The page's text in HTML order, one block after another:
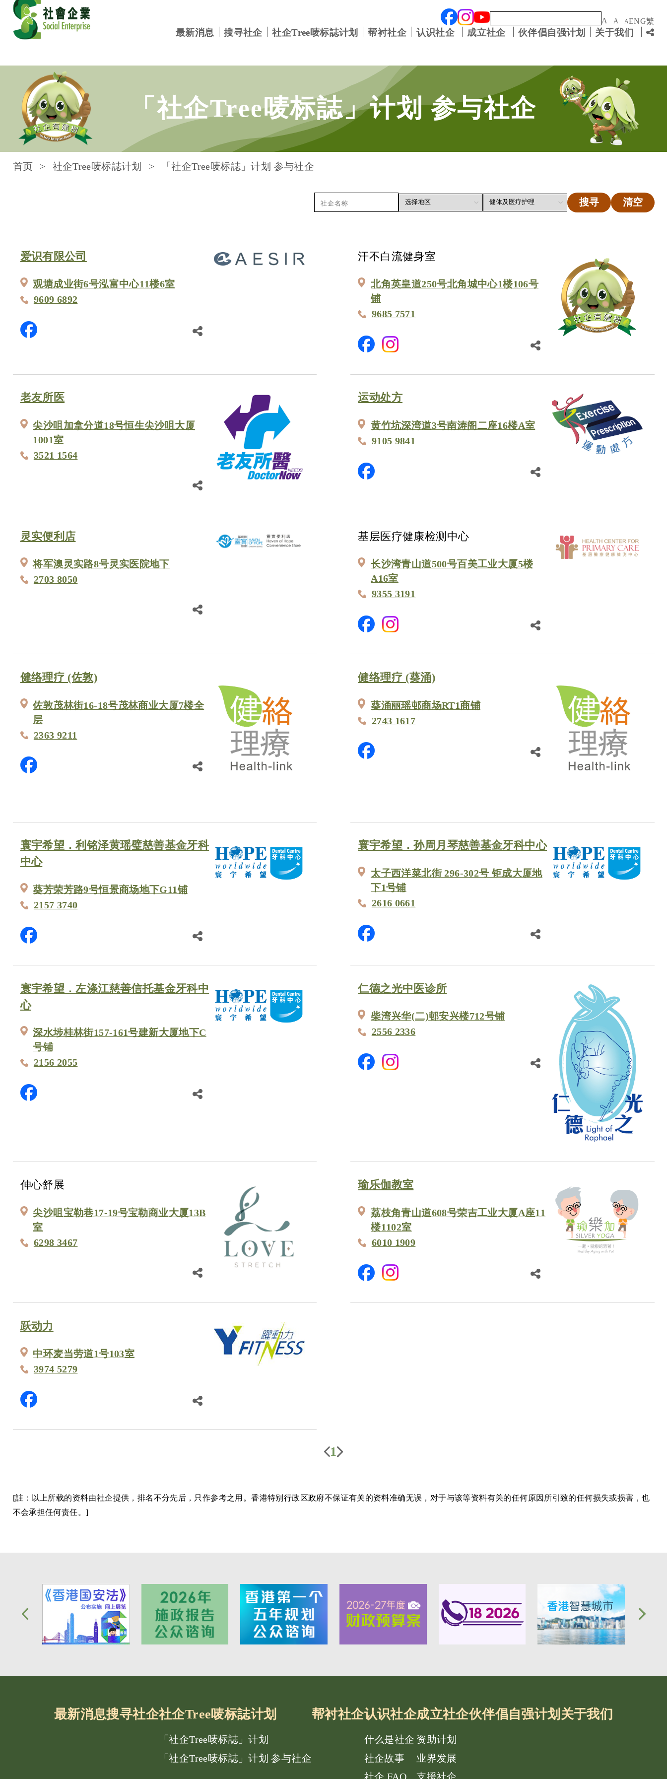
关键字 A A AENG繁
最新消息 搜寻社企 社企Tree唛标誌计划 帮衬社企 认识社企 成立社企 伙伴倡自强计划 关于我们
「社企Tree唛标誌」计划参与社企
首页 社企Tree唛标誌计划 「社企Tree唛标誌」计划 参与社企
搜寻 清空
爱识有限公司
观塘成业街6号泓富中心11楼6室
9609 6892
汗不白流健身室
北角英皇道250号北角城中心1楼106号
铺
9685 7571
老友所医
尖沙咀加拿分道18号恒生尖沙咀大厦
1001室
3521 1564
运动处方
黄竹坑深湾道3号南涛阁二座16楼A室
9105 9841
灵实便利店
将军澳灵实路8号灵实医院地下
2703 8050
基层医疗健康检测中心
长沙湾青山道500号百美工业大厦5楼
A16室
9355 3191
健络理疗 (佐敦)
佐敦茂林街16-18号茂林商业大厦7楼全
层
2363 9211
健络理疗 (葵涌)
葵涌丽瑶邨商场RT1商铺
2743 1617
寰宇希望．利铭泽黄瑶璧慈善基金牙科
中心
葵芳荣芳路9号恒景商场地下G11铺
2157 3740
寰宇希望．孙周月琴慈善基金牙科中心
太子西洋菜北街 296-302号 钜成大厦地
下1号铺
2616 0661
寰宇希望．左涤江慈善信托基金牙科中
心
深水埗桂林街157-161号建新大厦地下C
号铺
2156 2055
仁德之光中医诊所
柴湾兴华(二)邨安兴楼712号铺
2556 2336
伸心舒展
尖沙咀宝勒巷17-19号宝勒商业大厦13B
室
6298 3467
瑜乐伽教室
荔枝角青山道608号荣吉工业大厦A座11
楼1102室
6010 1909
跃动力
中环麦当劳道1号103室
3974 5279
1
[註：以上所载的资料由社企提供，排名不分先后，只作参考之用。香港特别行政区政府不保证有关的资料准确无误，对于与该等资料有关的任何原因所引致的任何损失或损害，也
不会承担任何责任。]
最新消息搜寻社企社企Tree唛标誌计划
「社企Tree唛标誌」计划
「社企Tree唛标誌」计划 参与社企
帮衬社企认识社企
什么是社企
社企故事
社企 FAQ
成立社企
资助计划
业界发展
支援社企
伙伴倡自强计划 关于我们